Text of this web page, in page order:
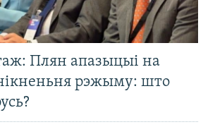
Плян апазыцыі на
рэжыму: што